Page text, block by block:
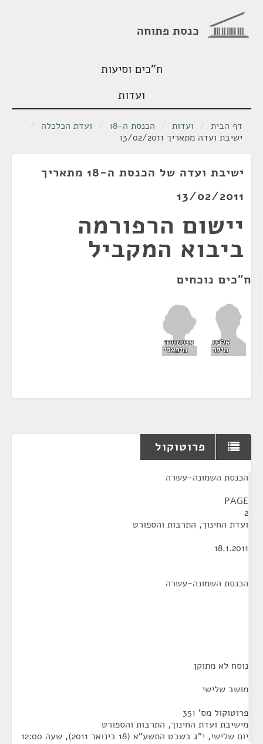
כנסת פתוחה
ח"כים וסיעות
ועדות
דף הבית / ועדות / הכנסת ה-18 / ועדת הכלכלה /
ישיבת ועדה מתאריך 13/02/2011
ישיבת ועדה של הכנסת ה-18 מתאריך
13/02/2011
יישום הרפורמה
ביבוא המקביל
ח"כים נוכחים
אלכס
מילר
אנסטסיה
מיכאלי
פרוטוקול
הכנסת השמונה-עשרה
PAGE
2
ועדת החינוך, התרבות והספורט
18.1.2011
הכנסת השמונה-עשרה
נוסח לא מתוקן
מושב שלישי
פרוטוקול מס' 351
מישיבת ועדת החינוך, התרבות והספורט
יום שלישי, י"ג בשבט התשע"א (18 בינואר 2011), שעה 12:00